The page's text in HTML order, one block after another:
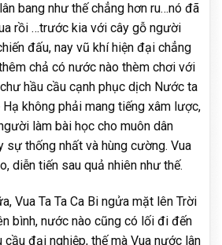
bang như thế chẳng hơn ru…nó đã
rồi …trước kia với cây gỗ người
đấu, nay vũ khí hiện đại chẳng
chả có nước nào thèm chơi với
hầu cầu cạnh phục dịch Nước ta
không phải mang tiếng xâm lược,
làm bài học cho muôn dân
thống nhất và hùng cường. Vua
diễn tiến sau quả nhiên như thế.
Vua Ta Ta Ca Bi ngửa mặt lên Trời
bình, nước nào cũng có lối đi đến
đại nghiệp, thế mà Vua nước lân